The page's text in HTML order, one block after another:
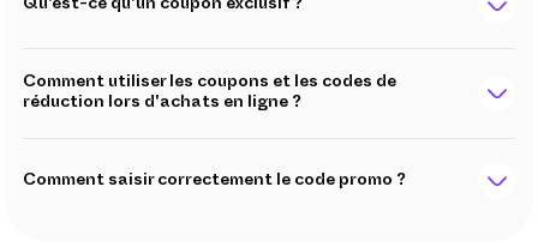
Qu'est-ce qu'un coupon exclusif ?
Comment utiliser les coupons et les codes de
réduction lors d'achats en ligne ?
Comment saisir correctement le code promo ?